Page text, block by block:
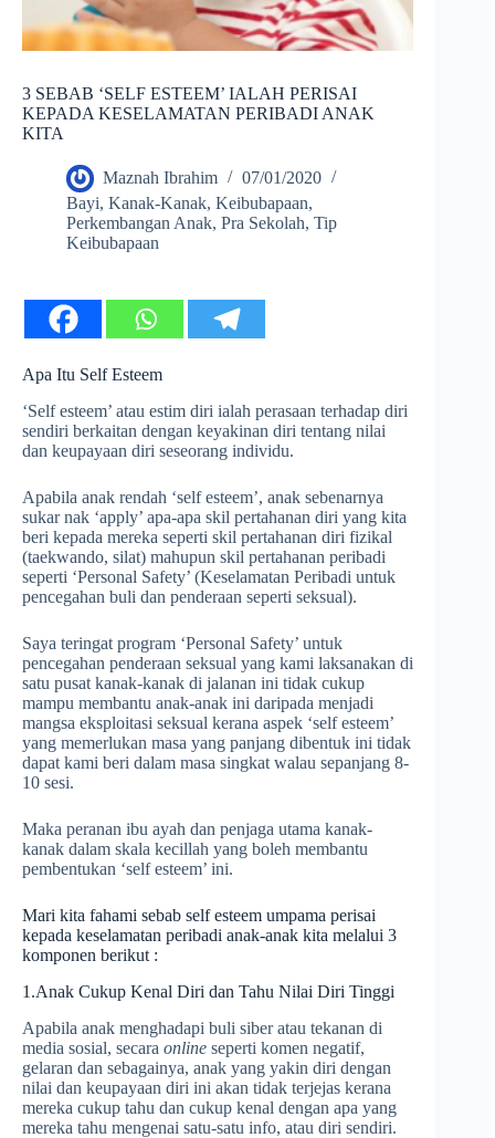
3 SEBAB ‘SELF ESTEEM’ IALAH PERISAI
KEPADA KESELAMATAN PERIBADI ANAK
KITA
Maznah Ibrahim
07/01/2020
Bayi, Kanak-Kanak, Keibubapaan,
Perkembangan Anak, Pra Sekolah, Tip
Keibubapaan
Apa Itu Self Esteem
‘Self esteem’ atau estim diri ialah perasaan terhadap diri
sendiri berkaitan dengan keyakinan diri tentang nilai
dan keupayaan diri seseorang individu.
Apabila anak rendah ‘self esteem’, anak sebenarnya
sukar nak ‘apply’ apa-apa skil pertahanan diri yang kita
beri kepada mereka seperti skil pertahanan diri fizikal
(taekwando, silat) mahupun skil pertahanan peribadi
seperti ‘Personal Safety’ (Keselamatan Peribadi untuk
pencegahan buli dan penderaan seperti seksual).
Saya teringat program ‘Personal Safety’ untuk
pencegahan penderaan seksual yang kami laksanakan di
satu pusat kanak-kanak di jalanan ini tidak cukup
mampu membantu anak-anak ini daripada menjadi
mangsa eksploitasi seksual kerana aspek ‘self esteem’
yang memerlukan masa yang panjang dibentuk ini tidak
dapat kami beri dalam masa singkat walau sepanjang 8-
10 sesi.
Maka peranan ibu ayah dan penjaga utama kanak-
kanak dalam skala kecillah yang boleh membantu
pembentukan ‘self esteem’ ini.
Mari kita fahami sebab self esteem umpama perisai
kepada keselamatan peribadi anak-anak kita melalui 3
komponen berikut :
1.Anak Cukup Kenal Diri dan Tahu Nilai Diri Tinggi
Apabila anak menghadapi buli siber atau tekanan di
media sosial, secara online seperti komen negatif,
gelaran dan sebagainya, anak yang yakin diri dengan
nilai dan keupayaan diri ini akan tidak terjejas kerana
mereka cukup tahu dan cukup kenal dengan apa yang
mereka tahu mengenai satu-satu info, atau diri sendiri.